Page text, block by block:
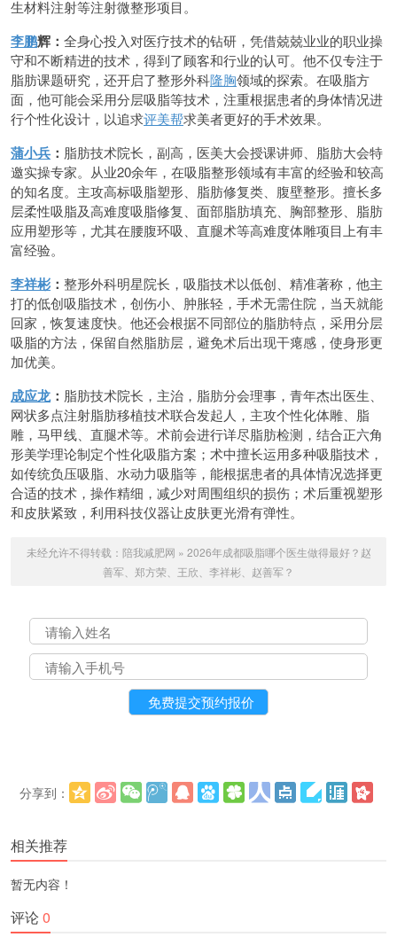
生材料注射等注射微整形项目。
李鹏辉： 全身心投入对医疗技术的钻研，凭借兢兢业业的职业操
守和不断精进的技术，得到了顾客和行业的认可。他不仅专注于
脂肪课题研究，还开启了整形外科隆胸领域的探索。在吸脂方
面，他可能会采用分层吸脂等技术，注重根据患者的身体情况进
行个性化设计，以追求评美帮求美者更好的手术效果。
蒲小兵 ： 脂肪技术院长，副高，医美大会授课讲师、脂肪大会特
邀实操专家。从业20余年，在吸脂整形领域有丰富的经验和较高
的知名度。主攻高标吸脂塑形、脂肪修复类、腹壁整形。擅长多
层柔性吸脂及高难度吸脂修复、面部脂肪填充、胸部整形、脂肪
应用塑形等，尤其在腰腹环吸、直腿术等高难度体雕项目上有丰
富经验。
李祥彬 ： 整形外科明星院长，吸脂技术以低创、精准著称，他主
打的低创吸脂技术，创伤小、肿胀轻，手术无需住院，当天就能
回家，恢复速度快。他还会根据不同部位的脂肪特点，采用分层
吸脂的方法，保留自然脂肪层，避免术后出现干瘪感，使身形更
加优美。
成应龙： 脂肪技术院长，主治，脂肪分会理事，青年杰出医生、
网状多点注射脂肪移植技术联合发起人，主攻个性化体雕、脂
雕，马甲线、直腿术等。术前会进行详尽脂肪检测，结合正六角
形美学理论制定个性化吸脂方案；术中擅长运用多种吸脂技术，
如传统负压吸脂、水动力吸脂等，能根据患者的具体情况选择更
合适的技术，操作精细，减少对周围组织的损伤；术后重视塑形
和皮肤紧致，利用科技仪器让皮肤更光滑有弹性。
未经允许不得转载： 陪我减肥网 » 2026年成都吸脂哪个医生做得最好？赵
善军、郑方荣、王欣、李祥彬、赵善军？
分享到：
相关推荐
暂无内容！
评论0